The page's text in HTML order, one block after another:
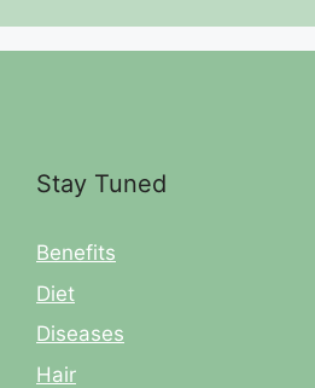
Stay Tuned
Benefits
Diet
Diseases
Hair